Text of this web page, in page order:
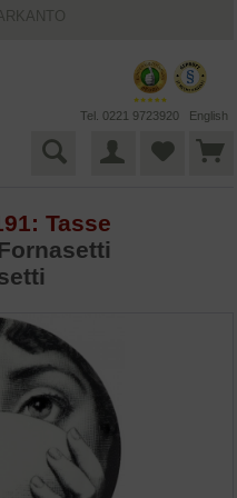
Tel. 0221 9723920 English
Tasse